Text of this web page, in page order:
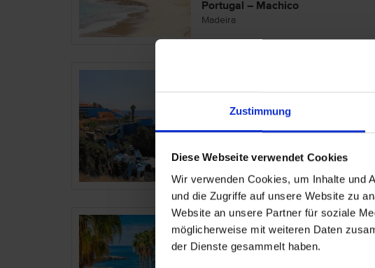
Zustimmung
Diese Webseite verwendet Cookies
Wir verwenden Cookies, um Inhalte und
und die Zugriffe auf unsere Website zu
Website an unsere Partner für soziale
möglicherweise mit weiteren Daten
der Dienste gesammelt haben.
Portugal – Machico
Madeira
Portugal – Canico
Madeira
Calheta Beach